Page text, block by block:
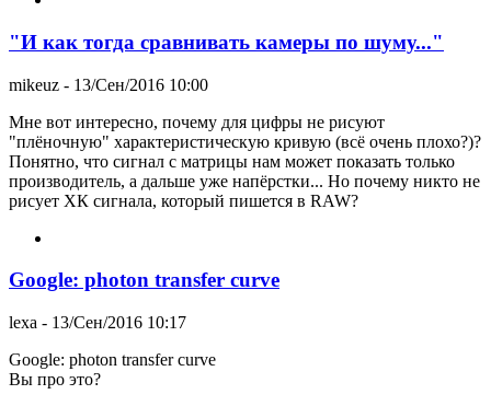
"И как тогда сравнивать камеры по шуму..."
mikeuz - 13/Сен/2016 10:00
Мне вот интересно, почему для цифры не рисуют
"плёночную" характеристическую кривую (всё очень плохо?)?
Понятно, что сигнал с матрицы нам может показать только
производитель, а дальше уже напёрстки... Но почему никто не
рисует ХК сигнала, который пишется в RAW?
Google: photon transfer curve
lexa - 13/Сен/2016 10:17
Google: photon transfer curve
Вы про это?